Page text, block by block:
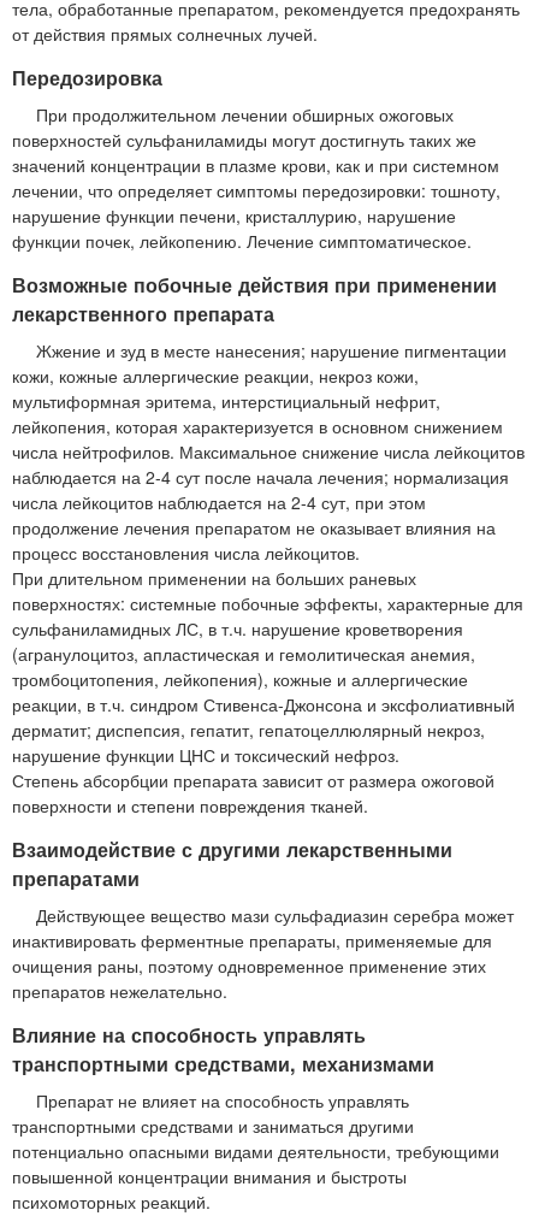
тела, обработанные препаратом, рекомендуется предохранять
от действия прямых солнечных лучей.
Передозировка
При продолжительном лечении обширных ожоговых
поверхностей сульфаниламиды могут достигнуть таких же
значений концентрации в плазме крови, как и при системном
лечении, что определяет симптомы передозировки: тошноту,
нарушение функции печени, кристаллурию, нарушение
функции почек, лейкопению. Лечение симптоматическое.
Возможные побочные действия при применении
лекарственного препарата
Жжение и зуд в месте нанесения; нарушение пигментации
кожи, кожные аллергические реакции, некроз кожи,
мультиформная эритема, интерстициальный нефрит,
лейкопения, которая характеризуется в основном снижением
числа нейтрофилов. Максимальное снижение числа лейкоцитов
наблюдается на 2-4 сут после начала лечения; нормализация
числа лейкоцитов наблюдается на 2-4 сут, при этом
продолжение лечения препаратом не оказывает влияния на
процесс восстановления числа лейкоцитов.
При длительном применении на больших раневых
поверхностях: системные побочные эффекты, характерные для
сульфаниламидных ЛС, в т.ч. нарушение кроветворения
(агранулоцитоз, апластическая и гемолитическая анемия,
тромбоцитопения, лейкопения), кожные и аллергические
реакции, в т.ч. синдром Стивенса-Джонсона и эксфолиативный
дерматит; диспепсия, гепатит, гепатоцеллюлярный некроз,
нарушение функции ЦНС и токсический нефроз.
Степень абсорбции препарата зависит от размера ожоговой
поверхности и степени повреждения тканей.
Взаимодействие с другими лекарственными
препаратами
Действующее вещество мази сульфадиазин серебра может
инактивировать ферментные препараты, применяемые для
очищения раны, поэтому одновременное применение этих
препаратов нежелательно.
Влияние на способность управлять
транспортными средствами, механизмами
Препарат не влияет на способность управлять
транспортными средствами и заниматься другими
потенциально опасными видами деятельности, требующими
повышенной концентрации внимания и быстроты
психомоторных реакций.